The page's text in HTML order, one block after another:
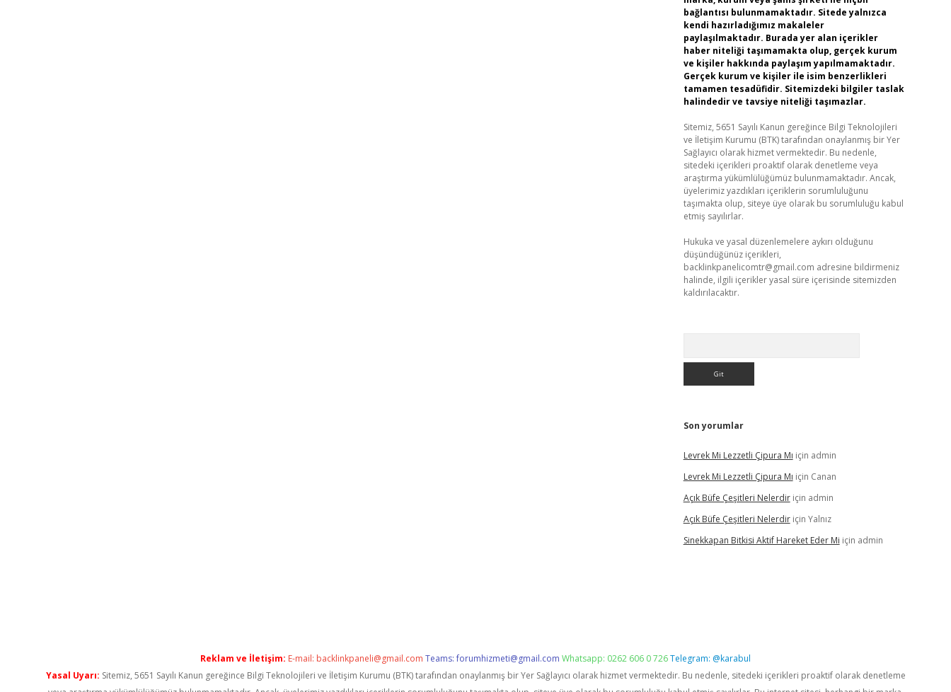
bağlantısı bulunmamaktadır. Sitede yalnızca
kendi hazırladığımız makaleler
paylaşılmaktadır. Burada yer alan içerikler
haber niteliği taşımamakta olup, gerçek kurum
ve kişiler hakkında paylaşım yapılmamaktadır.
Gerçek kurum ve kişiler ile isim benzerlikleri
tamamen tesadüfidir. Sitemizdeki bilgiler taslak
halindedir ve tavsiye niteliği taşımazlar.
Sitemiz, 5651 Sayılı Kanun gereğince Bilgi Teknolojileri
ve İletişim Kurumu (BTK) tarafından onaylanmış bir Yer
Sağlayıcı olarak hizmet vermektedir. Bu nedenle,
sitedeki içerikleri proaktif olarak denetleme veya
araştırma yükümlülüğümüz bulunmamaktadır. Ancak,
üyelerimiz yazdıkları içeriklerin sorumluluğunu
taşımakta olup, siteye üye olarak bu sorumluluğu kabul
etmiş sayılırlar.
Hukuka ve yasal düzenlemelere aykırı olduğunu
düşündüğünüz içerikleri,
backlinkpanelicomtr@gmail.com adresine bildirmeniz
halinde, ilgili içerikler yasal süre içerisinde sitemizden
kaldırılacaktır.
Son yorumlar
Levrek Mi Lezzetli Çipura Mı için admin
Levrek Mi Lezzetli Çipura Mı için Canan
Açık Büfe Çeşitleri Nelerdiriçin admin
Açık Büfe Çeşitleri Nelerdiriçin Yalnız
Sinekkapan Bitkisi Aktif Hareket Eder Mi için admin
Reklam ve İletişim: E-mail: backlinkpaneli@gmail.com Teams:forumhizmeti@gmail.com Whatsapp: 0262 606 0 726Telegram: @karabul
Yasal Uyarı: Sitemiz, 5651 Sayılı Kanun gereğince Bilgi Teknolojileri ve İletişim Kurumu (BTK) tarafından onaylanmış bir Yer Sağlayıcı olarak hizmet vermektedir. Bu nedenle, sitedeki içerikleri proaktif olarak denetleme